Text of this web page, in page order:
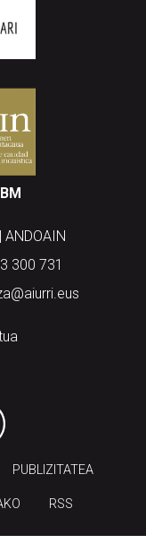
300 731
PUBLIZITATEA
RSS